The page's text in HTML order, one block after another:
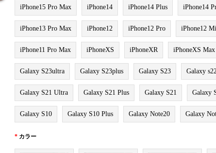
iPhone15 Pro Max iPhone14 iPhone14 Plus iPhone14
iPhone13 Pro Max iPhone12 iPhone12 Pro iPhone12
iPhone11 Pro Max iPhoneXS iPhoneXR iPhoneXS Max
Galaxy S23ultra Galaxy S23plus Galaxy S23 Galaxy
Galaxy S21 Ultra Galaxy S21 Plus Galaxy S21 Galaxy
Galaxy S10 Galaxy S10 Plus Galaxy Note20 Galaxy
* カラー